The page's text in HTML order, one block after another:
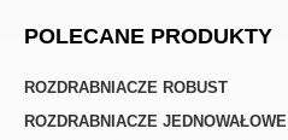
POLECANE PRODUKTY
ROZDRABNIACZE ROBUST
ROZDRABNIACZE JEDNOWAŁOWE